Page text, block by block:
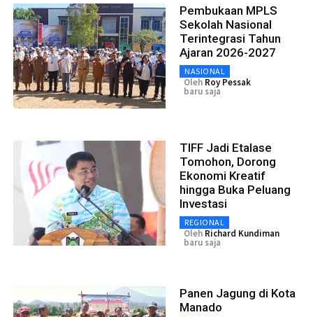
Pembukaan MPLS
Sekolah Nasional
Terintegrasi Tahun
Ajaran 2026-2027
NASIONAL
Oleh Roy Pessak
baru saja
TIFF Jadi Etalase
Tomohon, Dorong
Ekonomi Kreatif
hingga Buka Peluang
Investasi
REGIONAL
Oleh Richard Kundiman
baru saja
Panen Jagung di Kota
Manado